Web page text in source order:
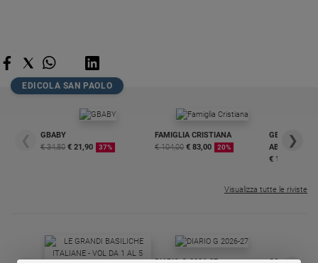
Foto
Privacy
EDICOLA SAN PAOLO
❮
GBABY
€ 34,80 € 21,90 37%
FAMIGLIA CRISTIANA
€ 104,00 € 83,00 20%
GBABY
€ 16,99
❯
Visualizza tutte le riviste